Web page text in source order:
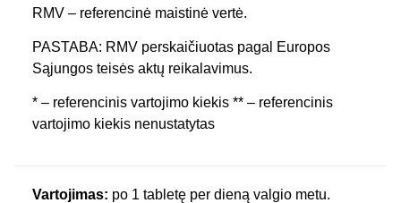
RMV – referencinė maistinė vertė.
PASTABA: RMV perskaičiuotas pagal Europos
Sąjungos teisės aktų reikalavimus.
* – referencinis vartojimo kiekis ** – referencinis
vartojimo kiekis nenustatytas
Vartojimas: po 1 tabletę per dieną valgio metu.